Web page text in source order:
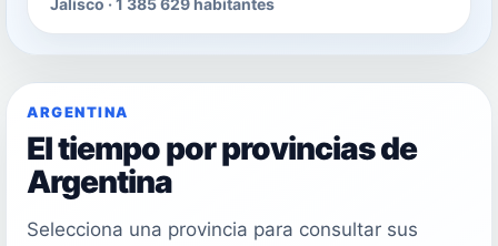
ARGENTINA
El tiempo por provincias de
Argentina
Selecciona una provincia para consultar sus